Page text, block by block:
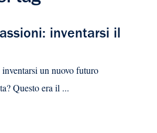
inventarsi il
un nuovo futuro
Questo era il ...